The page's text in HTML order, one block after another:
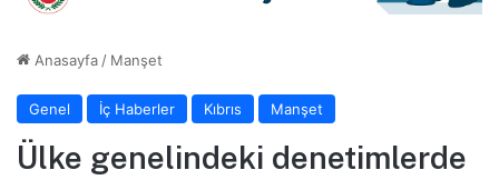
Anasayfa / Manşet
Genel İç Haberler Kıbrıs Manşet
Ülke genelindeki denetimlerde